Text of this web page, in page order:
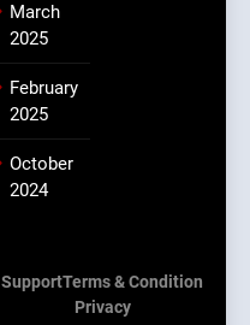
March
2025
February
2025
October
2024
SupportTerms & Condition
Privacy